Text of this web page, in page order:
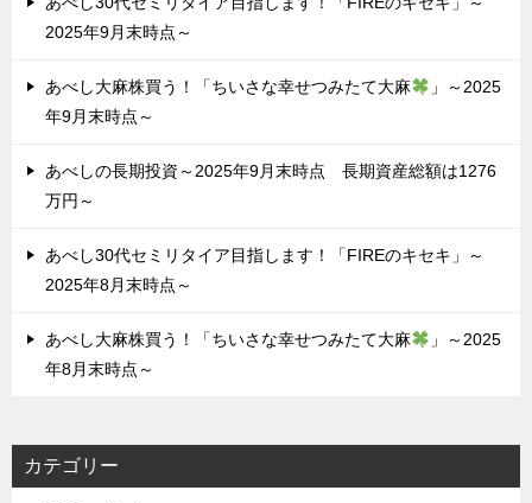
2025年9月末時点～
あべし大麻株買う！「ちいさな幸せつみたて大麻
」～2025
年9月末時点～
あべしの長期投資～2025年9月末時点 長期資産総額は1276
万円～
あべし30代セミリタイア目指します！「FIREのキセキ」～
2025年8月末時点～
あべし大麻株買う！「ちいさな幸せつみたて大麻
」～2025
年8月末時点～
カテゴリー